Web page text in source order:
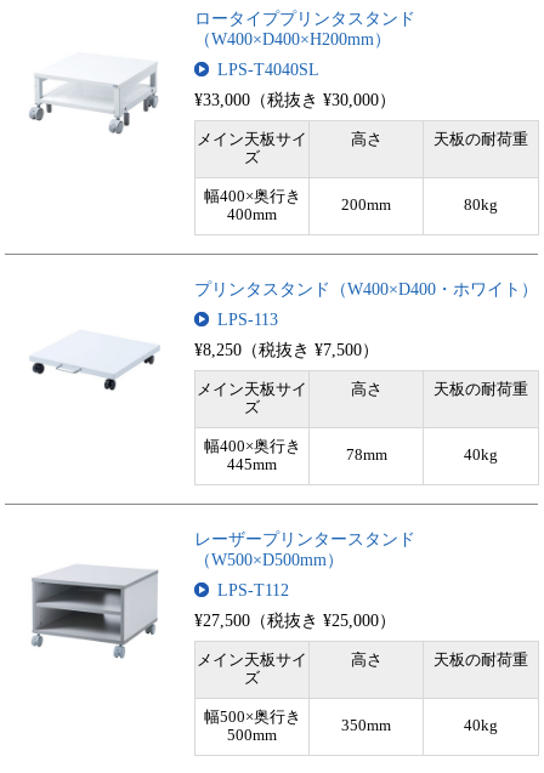
ロータイププリンタスタンド
（W400×D400×H200mm）
LPS-T4040SL
¥33,000（税抜き ¥30,000）
メイン天板サイ
ズ
高さ 天板の耐荷重
幅400×奥行き
400mm
200mm 80kg
プリンタスタンド（W400×D400・ホワイト）
LPS-113
¥8,250（税抜き ¥7,500）
メイン天板サイ
ズ
高さ 天板の耐荷重
幅400×奥行き
445mm
78mm 40kg
レーザープリンタースタンド
（W500×D500mm）
LPS-T112
¥27,500（税抜き ¥25,000）
メイン天板サイ
ズ
高さ 天板の耐荷重
幅500×奥行き
500mm
350mm 40kg